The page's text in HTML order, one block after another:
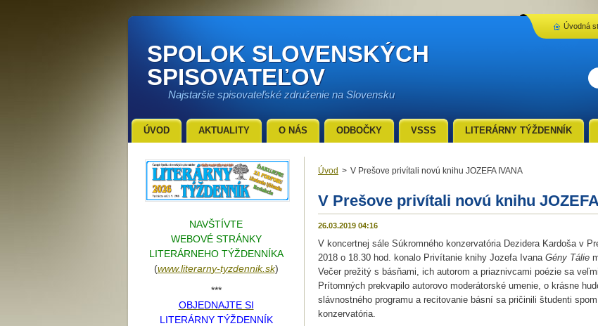
SPOLOK SLOVENSKÝCH
SPISOVATEĽOV
Najstaršie spisovateľské združenie na Slovensku
Úvod > V Prešove privítali novú knihu JOZEFA IVANA
V Prešove privítali novú knihu
26.03.2019 04:16
V koncertnej sále Súkromného konzervatória Dezidera Kardoša v
2018 o 18.30 hod. konalo Privítanie knihy Jozefa Ivana Gény Tálie
Večer prežitý s básňami, ich autorom a priaznivcami poézie sa
Prítomných prekvapilo autorovo moderátorské umenie, o krásne
slávnostného programu a recitovanie básní sa pričinili študenti
konzervatória.
NAVŠTÍVTE
WEBOVÉ STRÁNKY
LITERÁRNEHO TÝŽDENNÍKA
(www.literarny-tyzdennik.sk)
***
OBJEDNAJTE SI
LITERÁRNY TÝŽDENNÍK
ÚVOD AKTUALITY O NÁS ODBOČKY VSSS LITERÁRNY TÝŽDENNÍK
Úvodná